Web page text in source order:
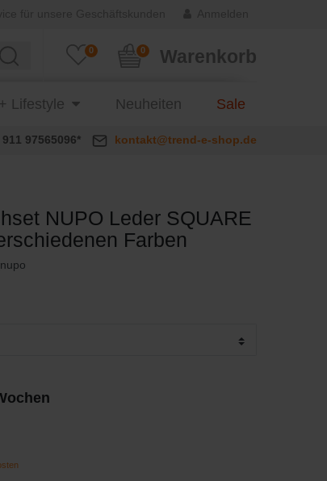
0 Warenkorb
0
Lifestyle Neuheiten Sale
911 97565096* kontakt@trend-e-shop.de
NUPO Leder SQUARE
Farben